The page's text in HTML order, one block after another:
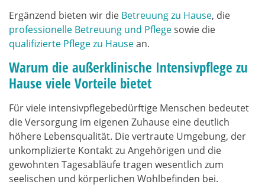
Ergänzend bieten wir die Betreuung zu Hause, die
professionelle Betreuung und Pflegesowie die
qualifizierte Pflege zu Hausean.
Warum die außerklinische Intensivpflege zu
Hause viele Vorteile bietet
Für viele intensivpflegebedürftige Menschen bedeutet
die Versorgung im eigenen Zuhause eine deutlich
höhere Lebensqualität. Die vertraute Umgebung, der
unkomplizierte Kontakt zu Angehörigen und die
gewohnten Tagesabläufe tragen wesentlich zum
seelischen und körperlichen Wohlbefinden bei.